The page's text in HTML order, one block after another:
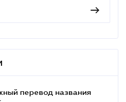
перевод названия